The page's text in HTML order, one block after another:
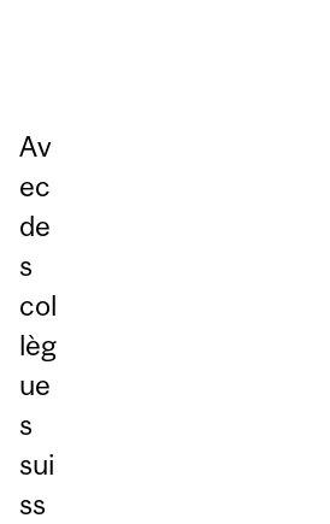
Av
ec
de
s
col
lèg
ue
s
sui
ss